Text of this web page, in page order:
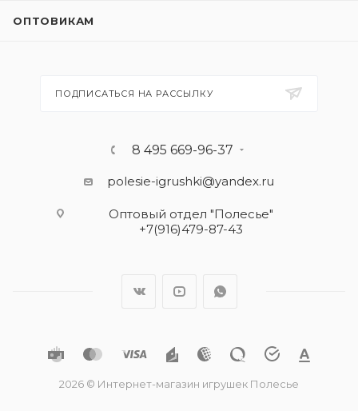
ОПТОВИКАМ
ПОДПИСАТЬСЯ НА РАССЫЛКУ
8 495 669-96-37
polesie-igrushki@yandex.ru
Оптовый отдел "Полесье"
+7(916)479-87-43
2026 © Интернет-магазин игрушек Полесье